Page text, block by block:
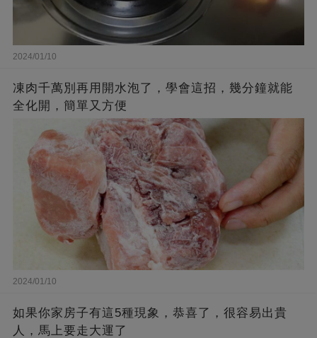
2024/01/10
凍肉千萬別再用開水泡了，學會這招，幾分鐘就能
全化開，簡單又方便
2024/01/10
如果你家房子有這5種現象，恭喜了，很容易出貴
人，馬上要走大運了